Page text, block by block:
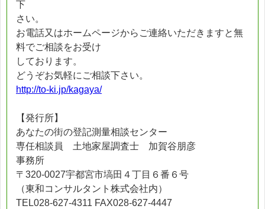
下
さい。
お電話又はホームページからご連絡いただきますと無
料でご相談をお受け
しております。
どうぞお気軽にご相談下さい。
http://to-ki.jp/kagaya/
【発行所】
あなたの街の登記測量相談センター
専任相談員 土地家屋調査士 加賀谷朋彦
事務所
〒320-0027宇都宮市塙田４丁目６番６号
（東和コンサルタント株式会社内）
TEL028-627-4311 FAX028-627-4447